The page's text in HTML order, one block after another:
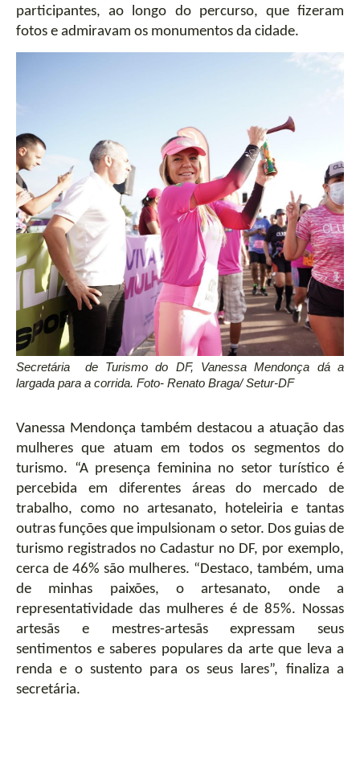
participantes, ao longo do percurso, que fizeram
fotos e admiravam os monumentos da cidade.
Secretária  de Turismo do DF, Vanessa Mendonça dá a
largada para a corrida. Foto- Renato Braga/ Setur-DF
Vanessa Mendonça também destacou a atuação das
mulheres que atuam em todos os segmentos do
turismo. “A presença feminina no setor turístico é
percebida em diferentes áreas do mercado de
trabalho, como no artesanato, hoteleiria e tantas
outras funções que impulsionam o setor. Dos guias de
turismo registrados no Cadastur no DF, por exemplo,
cerca de 46% são mulheres. “Destaco, também, uma
de minhas paixões, o artesanato, onde a
representatividade das mulheres é de 85%. Nossas
artesãs e mestres-artesãs expressam seus
sentimentos e saberes populares da arte que leva a
renda e o sustento para os seus lares”, finaliza a
secretária.